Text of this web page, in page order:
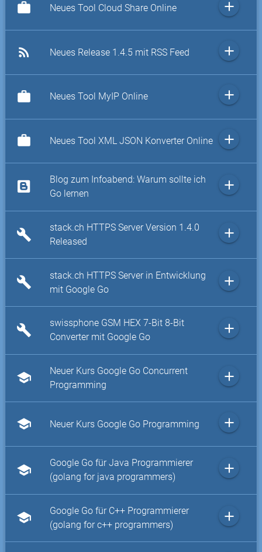
work Neues Tool Cloud Share Online add
rss_feed Neues Release 1.4.5 mit RSS Feed add
work Neues Tool MyIP Online add
work Neues Tool XML JSON Konverter Online add
Blog zum Infoabend: Warum sollte ich
Go lernen
add
build
stack.ch HTTPS Server Version 1.4.0
Released
add
build
stack.ch HTTPS Server in Entwicklung
mit Google Go
add
build
swissphone GSM HEX 7-Bit 8-Bit
Converter mit Google Go
add
school
Neuer Kurs Google Go Concurrent
Programming
add
school Neuer Kurs Google Go Programming add
school
Google Go für Java Programmierer
(golang for java programmers)
add
school
Google Go für C++ Programmierer
(golang for c++ programmers)
add